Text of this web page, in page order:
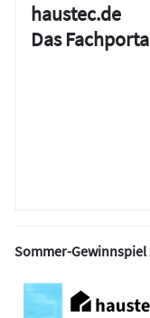
haustec.de
Das
Sommer-Gewinnspiel